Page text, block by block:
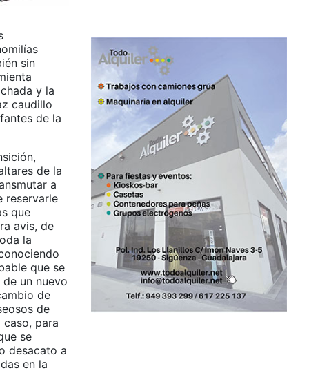
sin
y la
caudillo
de la
de la
a
reservarle
que
avis, de
la
que se
un nuevo
de
de
para
se
desacato a
en la